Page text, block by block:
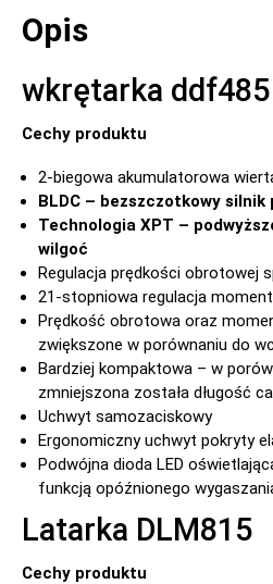
Opis
wkrętarka ddf485
Cechy produktu
2-biegowa akumulatorowa
BLDC – bezszczotkowy silnik
Technologia XPT –
wilgoć
Regulacja prędkości obrotowej
21-stopniowa regulacja
Prędkość obrotowa oraz
zwiększone w porównaniu do
Bardziej kompaktowa – w
zmniejszona została długość
Uchwyt samozaciskowy
Ergonomiczny uchwyt pokryty
Podwójna dioda LED
funkcją opóźnionego
Latarka DLM815
Cechy produktu